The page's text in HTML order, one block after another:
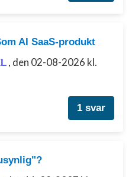
AI SaaS-produkt
, den 02-08-2026 kl.
1 svar